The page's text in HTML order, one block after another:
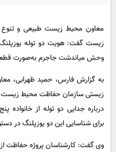
فناوری
فرهنگی
بین الملل
آشپزی
معاون محیط زیست طبیعی و
زیست گفت: هویت دو توله
وحش میاندشت جاجرم به‌صورت
به گزارش فارس، حمید ظهرابی،
زیستی سازمان حفاظت محیط زیست،
درباره جدایی دو توله از خانواده
برای شناسایی این دو یوزپلنگ در
وی گفت: کارشناسان پروژه حفاظت از